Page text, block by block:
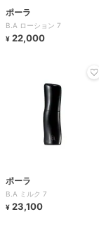
ポーラ
B.A ローション 7
¥ 22,000
ポーラ
B.A ミルク 7
¥ 23,100